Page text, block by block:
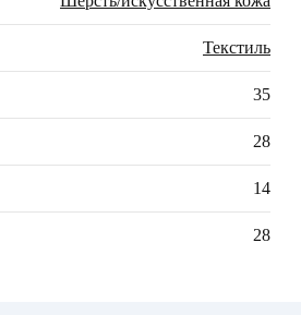
Текстиль
35
28
14
28